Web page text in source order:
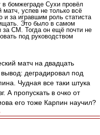
бомжеграде Сухи провёл
матч, успев не только всё
и за игравшим роль статиста
Это было в самом
за СМ. Тогда он ещё почти не
под руководством
матч на двадцать
деградировал под
Чудная все таки штука
А пропускать в очко от
его тоже Карпин научил?